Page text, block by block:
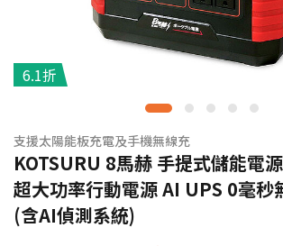
6.1折
支援太陽能板充電及手機無線充
KOTSURU 8馬赫 手提式儲能電
超大功率行動電源 AI UPS 0毫秒
(含AI偵測系統)